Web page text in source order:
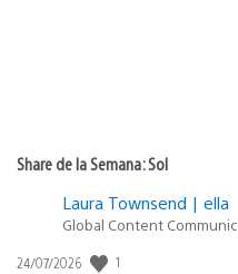
Share de la Semana: Sol
Laura Townsend | ella
Global Content
Fecha
24/07/2026 1